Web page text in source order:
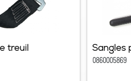
treuil Sangles
0860005869